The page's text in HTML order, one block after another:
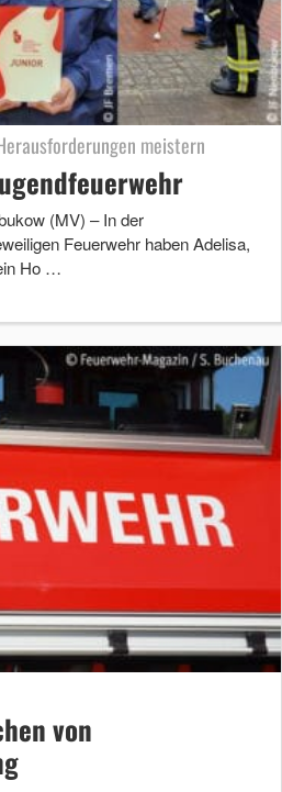
meistern
(MV) – In der
Feuerwehr haben Adelisa,
Ho …
von